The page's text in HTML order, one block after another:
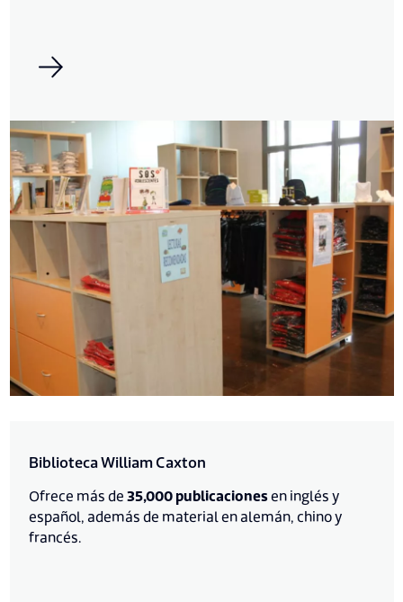
Biblioteca William Caxton
Ofrece más de35,000 publicacionesen inglés y
español, además de material en alemán, chino y
francés.